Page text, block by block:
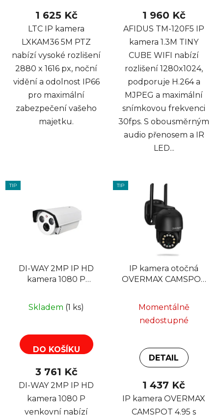
1 625 Kč
LTC IP kamera
LXKAM36 5M PTZ
nabízí vysoké rozlišení
2880 x 1616 px, noční
vidění a odolnost IP66
pro maximální
zabezpečení vašeho
majetku.
1 960 Kč
AFIDUS TM-120F5 IP
kamera 1.3M TINY
CUBE WIFI nabízí
rozlišení 1280x1024,
podporuje H.264 a
MJPEG a maximální
snímkovou frekvenci
30fps. S obousměrným
audio přenosem a IR
LED...
TIP
DI-WAY 2MP IP HD
kamera 1080 P
Skladem (1 ks)
DO KOŠÍKU
3 761 Kč
DI-WAY 2MP IP HD
kamera 1080 P
venkovní nabízí
TIP
IP kamera otočná
OVERMAX CAMSPOT
Momentálně
nedostupné
DETAIL
1 437 Kč
IP kamera OVERMAX
CAMSPOT 4.95 s